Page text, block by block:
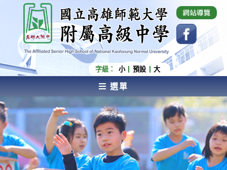
內
容
國立高雄師範大學附屬高級中學 Affiliated Senior
High School of National Kaohsiung Normal
University
字級： 小 預設 大
選單
AFFILIATED SENIOR HIGH SCHOOL OF NATIONAL
KAOHSIUNG NORMAL UNIVERSITY